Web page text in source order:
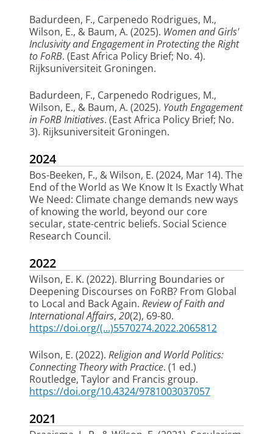
Badurdeen, F., Carpenedo Rodrigues, M.,
Wilson, E., & Baum, A. (2025). Women and Girls'
Inclusivity and Engagement in Protecting the Right
to FoRB. (East Africa Policy Brief; No. 4).
Rijksuniversiteit Groningen.
Badurdeen, F., Carpenedo Rodrigues, M.,
Wilson, E., & Baum, A. (2025). Youth Engagement
in FoRB Initiatives. (East Africa Policy Brief; No.
3). Rijksuniversiteit Groningen.
2024
Bos-Beeken, F., & Wilson, E. (2024, Mar 14). The
End of the World as We Know It Is Exactly What
We Need: Climate change demands new ways
of knowing the world, beyond our core
secular, state-centric beliefs. Social Science
Research Council.
2022
Wilson, E. K. (2022). Blurring Boundaries or
Deepening Discourses on FoRB? From Global
to Local and Back Again. Review of Faith and
International Affairs, 20(2), 69-80.
https://doi.org/(...)5570274.2022.2065812
Wilson, E. (2022). Religion and World Politics:
Connecting Theory with Practice. (1 ed.)
Routledge, Taylor and Francis group.
https://doi.org/10.4324/9781003037057
2021